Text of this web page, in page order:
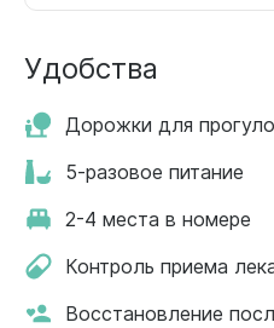
Удобства
Дорожки для
5-разовое питание
2-4 места в номере
Контроль приема
Восстановление